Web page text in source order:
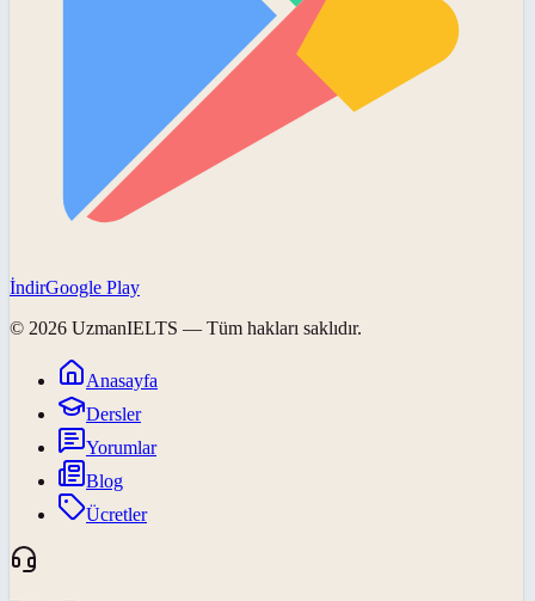
İndirGoogle Play
© 2026 UzmanIELTS — Tüm hakları saklıdır.
Anasayfa
Dersler
Yorumlar
Blog
Ücretler